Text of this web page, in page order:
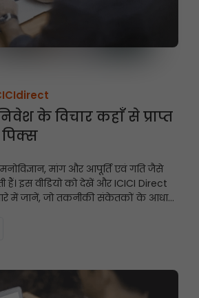
के विचार कहाँ से प्राप्त
मनोविज्ञान, मांग और आपूर्ति एवं गति जैसे
हैं। इस वीडियो को देखें और ICICI Direct
में जानें, जो तकनीकी संकेतकों के आधार
हैं।